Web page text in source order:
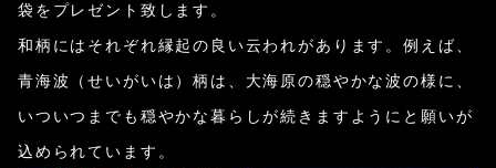
袋をプレゼント致します。
和柄にはそれぞれ縁起の良い云われがあります。例えば、
青海波（せいがいは）柄は、大海原の穏やかな波の様に、
いついつまでも穏やかな暮らしが続きますようにと願いが
込められています。